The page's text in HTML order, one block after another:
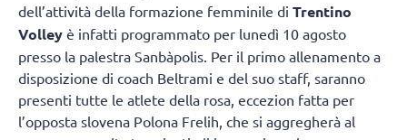
dell’attività della formazione femminile di Trentino
Volley è infatti programmato per lunedì 10 agosto
presso la palestra Sanbàpolis. Per il primo allenamento a
disposizione di coach Beltrami e del suo staff, saranno
presenti tutte le atlete della rosa, eccezion fatta per
l’opposta slovena Polona Frelih, che si aggregherà al